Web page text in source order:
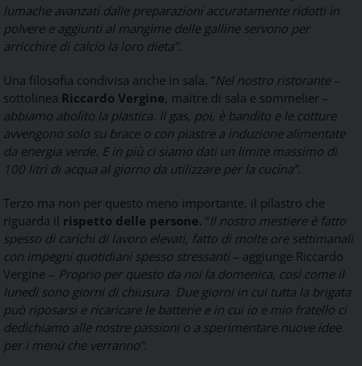
lumache avanzati dalle preparazioni accuratamente ridotti in
polvere e aggiunti al mangime delle galline servono per
arricchire di calcio la loro dieta”.
Una filosofia condivisa anche in sala. “Nel nostro ristorante–
sottolinea Riccardo Vergine, maitre di sala e sommelier –
abbiamo abolito la plastica. Il gas, poi, è bandito e le cotture
avvengono solo su brace o con piastre a induzione alimentate
da energia verde. E in più ci siamo dati un limite massimo di
100 litri di acqua al giorno da utilizzare per la cucina”.
Terzo ma non per questo meno importante, il pilastro che
riguarda il rispetto delle persone. “Il nostro mestiere è fatto
spesso di carichi di lavoro elevati, fatto di molte ore settimanali
con impegni quotidiani spesso stressanti– aggiunge Riccardo
Vergine – Proprio per questo da noi la domenica, così come il
lunedì sono giorni di chiusura. Due giorni in cui tutta la brigata
può riposarsi e ricaricare le batterie e in cui io e mio fratello ci
dedichiamo alle nostre passioni o a sperimentare nuove idee
per i menù che verranno”.